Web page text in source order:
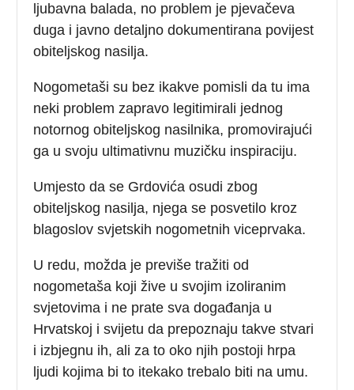
ljubavna balada, no problem je pjevačeva
duga i javno detaljno dokumentirana povijest
obiteljskog nasilja.
Nogometaši su bez ikakve pomisli da tu ima
neki problem zapravo legitimirali jednog
notornog obiteljskog nasilnika, promovirajući
ga u svoju ultimativnu muzičku inspiraciju.
Umjesto da se Grdovića osudi zbog
obiteljskog nasilja, njega se posvetilo kroz
blagoslov svjetskih nogometnih viceprvaka.
U redu, možda je previše tražiti od
nogometaša koji žive u svojim izoliranim
svjetovima i ne prate sva događanja u
Hrvatskoj i svijetu da prepoznaju takve stvari
i izbjegnu ih, ali za to oko njih postoji hrpa
ljudi kojima bi to itekako trebalo biti na umu.